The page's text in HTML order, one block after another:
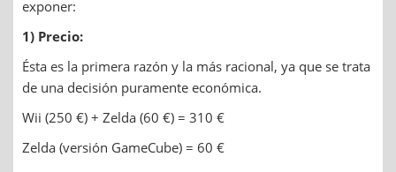
exponer:
1) Precio:
Ésta es la primera razón y la más racional, ya que se trata
de una decisión puramente económica.
Wii (250 €) + Zelda (60 €) = 310 €
Zelda (versión GameCube) = 60 €